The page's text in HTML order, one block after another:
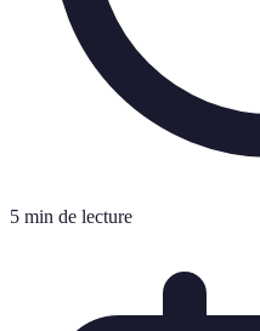
5 min de lecture